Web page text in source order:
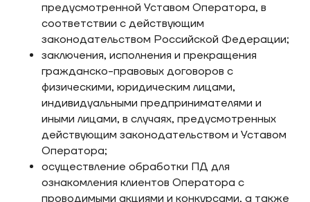
предусмотренной Уставом Оператора, в
соответствии с действующим
законодательством Российской Федерации;
заключения, исполнения и прекращения
гражданско-правовых договоров с
физическими, юридическим лицами,
индивидуальными предпринимателями и
иными лицами, в случаях, предусмотренных
действующим законодательством и Уставом
Оператора;
осуществление обработки ПД для
ознакомления клиентов Оператора с
проводимыми акциями и конкурсами, а также